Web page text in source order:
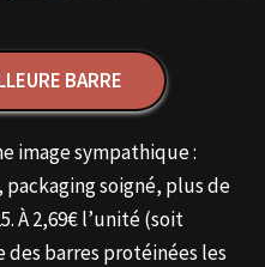
BARRE
image sympathique :
soigné, plus de
À 2,69€ l’unité (soit
des barres protéinées les